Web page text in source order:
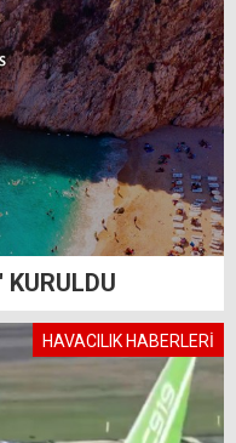
HAVACILIK HABERLERİ